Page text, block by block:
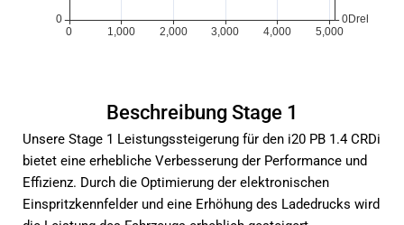
Beschreibung Stage 1
Unsere Stage 1 Leistungssteigerung für den i20 PB 1.4 CRDi
bietet eine erhebliche Verbesserung der Performance und
Effizienz. Durch die Optimierung der elektronischen
Einspritzkennfelder und eine Erhöhung des Ladedrucks wird